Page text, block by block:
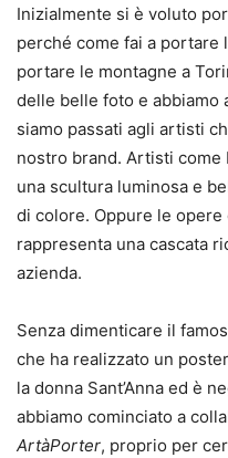
Inizialmente si è voluto
perché come fai a portare
portare le montagne a
delle belle foto e abbiamo
siamo passati agli artisti
nostro brand. Artisti come
una scultura luminosa e
di colore. Oppure le
rappresenta una cascata
azienda.
Senza dimenticare il
che ha realizzato un
la donna Sant’Anna ed è
abbiamo cominciato a
ArtàPorter, proprio per